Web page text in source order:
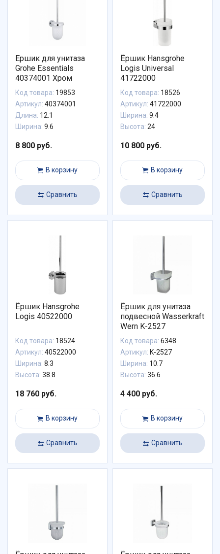
Ершик для унитаза
Grohe Essentials
40374001 Хром
Код товара: 19853
Артикул: 40374001
Длина: 12.1
Ширина: 9.6
8 800 руб.
В корзину
Сравнить
Ёршик Hansgrohe
Logis Universal
41722000
Код товара: 18526
Артикул: 41722000
Ширина: 9.4
Высота: 24
10 800 руб.
В корзину
Сравнить
Ёршик Hansgrohe
Logis 40522000
Код товара: 18524
Артикул: 40522000
Ширина: 8.3
Высота: 38.8
18 760 руб.
В корзину
Сравнить
Ёршик для унитаза
подвесной Wasserkraft
Wern K-2527
Код товара: 6348
Артикул: K-2527
Ширина: 10.7
Высота: 36.6
4 400 руб.
В корзину
Сравнить